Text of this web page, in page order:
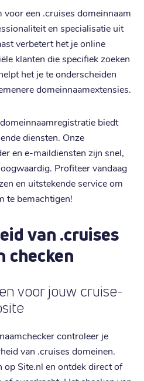
voor een .cruises domeinnaam
en specialisatie uit
verbetert het je online
klanten die specifiek zoeken
het je te onderscheiden
domeinnaamextensies.
biedt
diensten. Onze
en e-maildiensten zijn snel,
Profiteer vandaag
en uitstekende service om
te bemachtigen!
van .cruises
checken
voor jouw cruise-
controleer je
van .cruises domeinen.
op Site.nl en ontdek direct of